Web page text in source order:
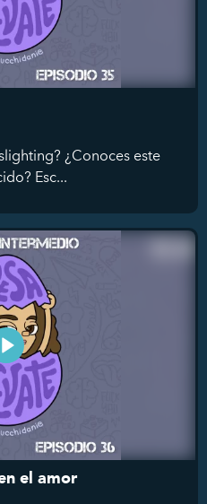
¿Conoces este
Esc...
el amor